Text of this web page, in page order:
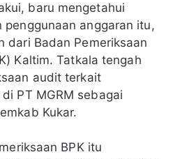
baru mengetahui
penggunaan anggaran itu,
dari Badan Pemeriksaan
Kaltim. Tatkala tengah
audit terkait
PT MGRM sebagai
Kukar.
BPK itu